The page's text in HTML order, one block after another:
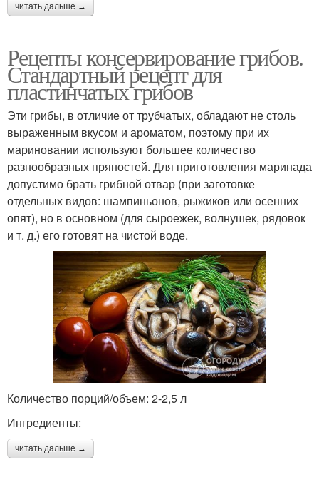
читать дальше →
Рецепты консервирование грибов.
Стандартный рецепт для
пластинчатых грибов
Эти грибы, в отличие от трубчатых, обладают не столь
выраженным вкусом и ароматом, поэтому при их
мариновании используют большее количество
разнообразных пряностей. Для приготовления маринада
допустимо брать грибной отвар (при заготовке
отдельных видов: шампиньонов, рыжиков или осенних
опят), но в основном (для сыроежек, волнушек, рядовок
и т. д.) его готовят на чистой воде.
Количество порций/объем: 2-2,5 л
Ингредиенты:
читать дальше →